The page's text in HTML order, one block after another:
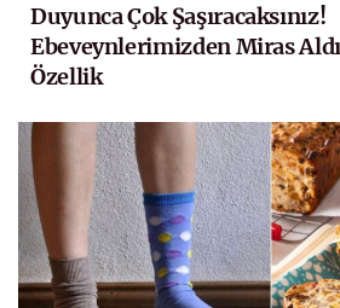
Duyunca Çok Şaşıracaksınız!
Ebeveynlerimizden Miras
Özellik